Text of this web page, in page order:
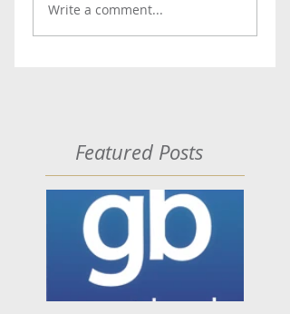
Write a comment...
Featured Posts